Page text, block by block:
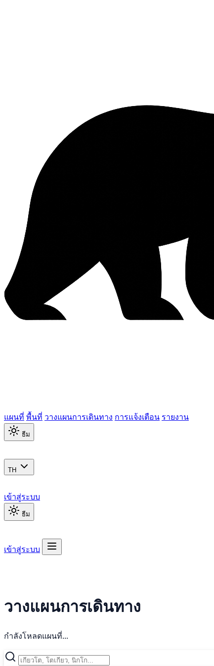
แผนที่ พื้นที่ วางแผนการเดินทาง การแจ้งเตือน รายงาน
ธีม
TH
เข้าสู่ระบบ
ธีม
เข้าสู่ระบบ
วางแผนการเดินทาง
กำลังโหลดแผนที่...